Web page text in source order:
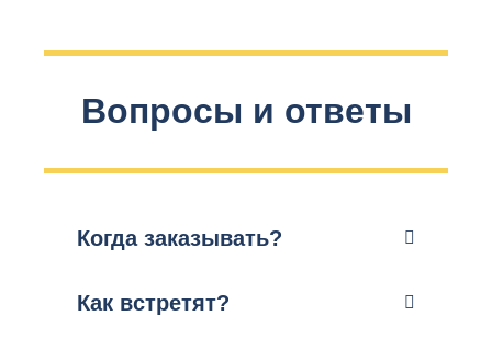
Вопросы и ответы
Когда заказывать?
Как встретят?